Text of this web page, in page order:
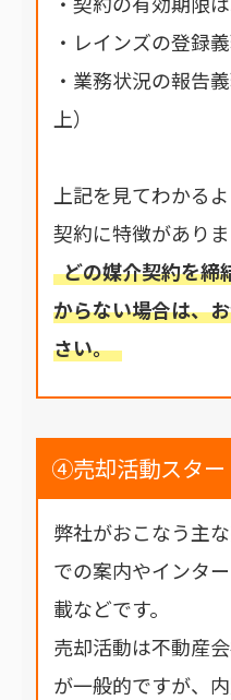
・レインズの登録
・業務状況の報告
上）
上記を見てわかる
契約に特徴がありま
どの媒介契約を締
からない場合は、
さい。
④売却活動スター
弊社がおこなう主
での案内やインタ
載などです。
売却活動は不動産
が一般的ですが、